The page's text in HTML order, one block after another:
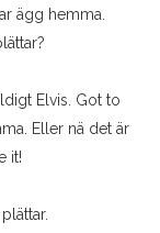
ägg hemma.
Elvis. Got to
Eller nä det är
it!